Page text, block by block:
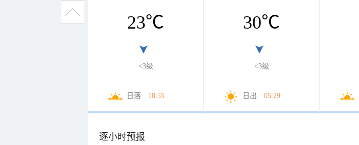
23℃
<3级
日落 18:55
30℃
<3级
日出 05:29
逐小时预报